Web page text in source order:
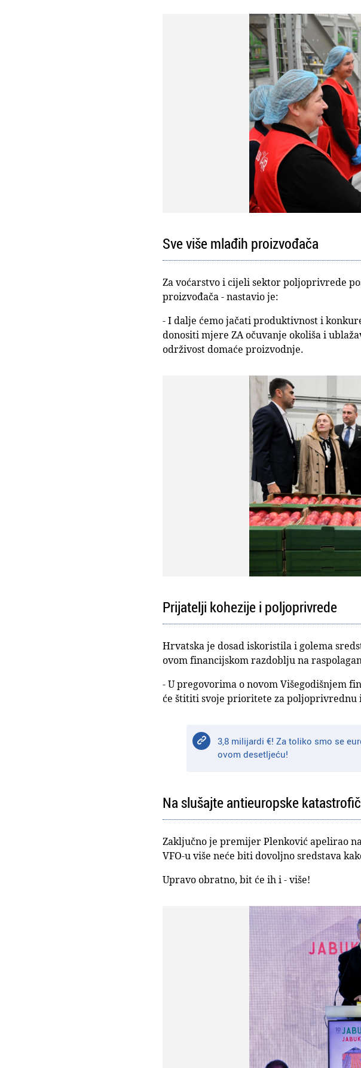
Sve više mlađih proizvođača
Za voćarstvo i cijeli sektor poljoprivrede
proizvođača - nastavio je:
- I dalje ćemo jačati produktivnost i
donositi mjere ZA očuvanje okoliša i
održivost domaće proizvodnje.
Prijatelji kohezije i poljoprivrede
Hrvatska je dosad iskoristila i golema
ovom financijskom razdoblju na
- U pregovorima o novom Višegodišnjem
će štititi svoje prioritete za poljoprivrednu
3,8 milijardi €! Za toliko smo se
ovom desetljeću!
Na slušajte antieuropske
Zaključno je premijer Plenković apelirao
VFO-u više neće biti dovoljno sredstava
Upravo obratno, bit će ih i - više!